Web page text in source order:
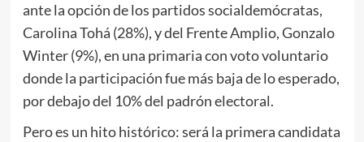
ante la opción de los partidos socialdemócratas,
Carolina Tohá (28%), y del Frente Amplio, Gonzalo
Winter (9%), en una primaria con voto voluntario
donde la participación fue más baja de lo esperado,
por debajo del 10% del padrón electoral.
Pero es un hito histórico: será la primera candidata